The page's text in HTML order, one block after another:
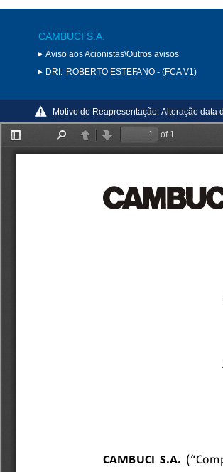
CAMBUCI S.A.
Aviso aos Acionistas\Outros avisos
DRI: ROBERTO ESTEFANO - (FCA V1)
Motivo de Reapresentação: Alteração data